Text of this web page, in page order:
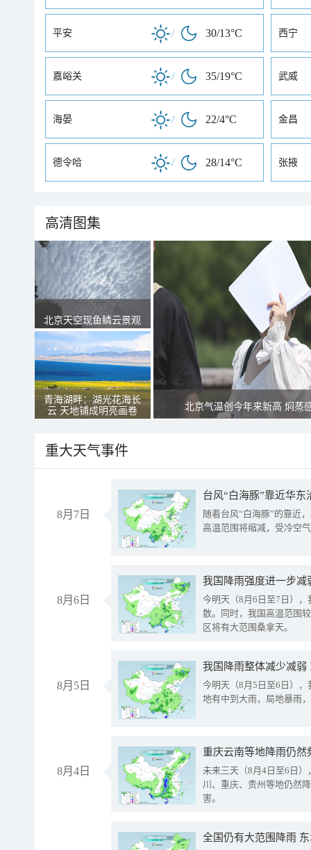
平安 / 30/13°C 西宁
嘉峪关 / 35/19°C 武威
海晏 / 22/4°C 金昌
德令哈 / 28/14°C 张掖
高清图集
北京天空现鱼鳞云景观
青海湖畔：湖光花海长
云 天地铺成明亮画卷
北京气温创今年来新高 焖蒸
重大天气事件
8月7日
台风“白海豚”靠近华
随着台风“白海豚”的靠近
高温范围将缩减，受冷空
8月6日
今明天（8月6日至7日）
散。同时，我国高温范围
区将有大范围桑拿天。
8月5日
我国降雨整体减少减弱
今明天（8月5日至6日）
地有中到大雨，局地暴雨
8月4日
重庆云南等地降雨仍然
未来三天（8月4日至6日
川、重庆、贵州等地仍然
害。
全国仍有大范围降雨